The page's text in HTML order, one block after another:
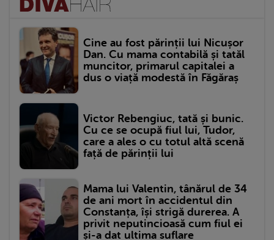
Cine au fost părinții lui Nicușor
Dan. Cu mama contabilă și tatăl
muncitor, primarul capitalei a
dus o viață modestă în Făgăraș
Victor Rebengiuc, tată și bunic.
Cu ce se ocupă fiul lui, Tudor,
care a ales o cu totul altă scenă
față de părinții lui
Mama lui Valentin, tânărul de 34
de ani mort în accidentul din
Constanța, își strigă durerea. A
privit neputincioasă cum fiul ei
și-a dat ultima suflare